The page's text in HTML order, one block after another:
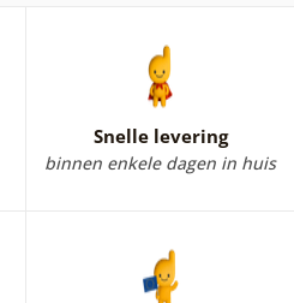
en versier de muren van je
behang dat je
culinaire prestaties.
een behang dat bij je past.
of3D behangzijn, het is
van keukenbehang kun
Aarzel niet en kies jouw
Snelle levering
binnen enkele dagen in huis